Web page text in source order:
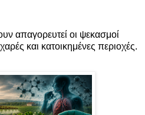
απαγορευτεί οι ψεκασμοί
και κατοικημένες περιοχές.